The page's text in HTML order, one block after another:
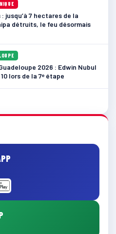
jusqu’à 7 hectares de la
détruits, le feu désormais
2026 : Edwin Nubul
lors de la 7ᵉ étape